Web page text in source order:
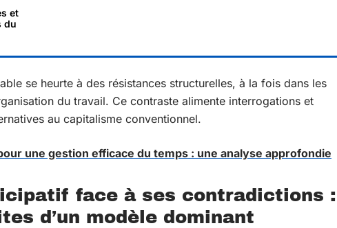
et
du
se heurte à des résistances structurelles, à la fois dans les
du travail. Ce contraste alimente interrogations et
au capitalisme conventionnel.
une gestion efficace du temps : une analyse approfondie
face à ses contradictions :
d’un modèle dominant